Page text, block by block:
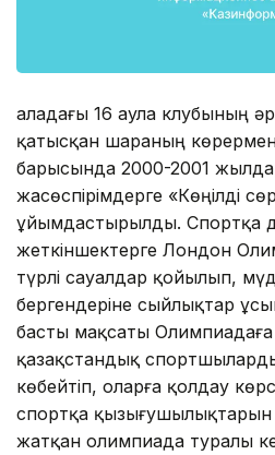
Қаладағы 16 аула клубының
қатысқан шараның
барысында 2000-2001
жасөспірімдерге «Көңілді
ұйымдастырылды. Спортқа
жеткіншектерге Лондон
түрлі сауалдар қойылып,
бергендеріне сыйлықтар
басты мақсаты
қазақстандық
көбейтіп, оларға қолдау
спортқа қызығушылықтарын
жатқан олимпиада туралы